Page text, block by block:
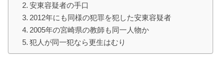
安東容疑者の手口
2012年にも同様の犯罪を犯した安東容疑者
2005年の宮崎県の教師も同一人物か
犯人が同一犯なら更生はむり